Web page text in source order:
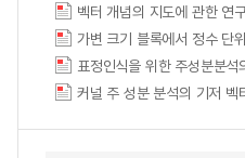
벡터 개념의 지도에 관한
가변 크기 블록에서 정수
표정인식을 위한 주성분분석
커널 주 성분 분석의 기저